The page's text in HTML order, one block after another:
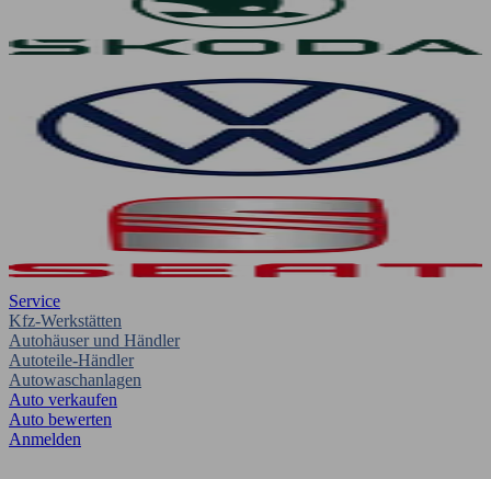
Service
Kfz-Werkstätten
Autohäuser und Händler
Autoteile-Händler
Autowaschanlagen
Auto verkaufen
Auto bewerten
Anmelden